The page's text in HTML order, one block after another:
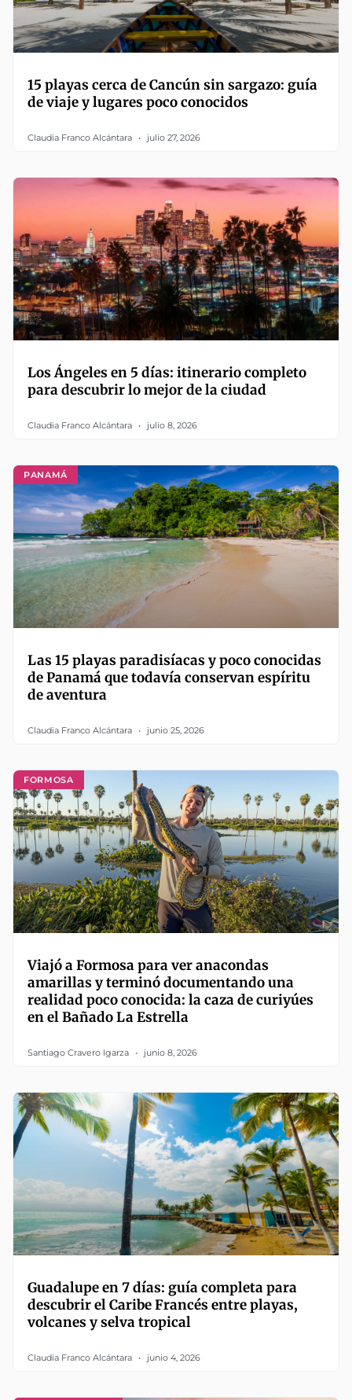
15 playas cerca de Cancún sin sargazo: guía
de viaje y lugares poco conocidos
Claudia Franco Alcántara julio 27, 2026
Los Ángeles en 5 días: itinerario completo
para descubrir lo mejor de la ciudad
Claudia Franco Alcántara julio 8, 2026
PANAMÁ
Las 15 playas paradisíacas y poco conocidas
de Panamá que todavía conservan espíritu
de aventura
Claudia Franco Alcántara junio 25, 2026
FORMOSA
Viajó a Formosa para ver anacondas
amarillas y terminó documentando una
realidad poco conocida: la caza de curiyúes
en el Bañado La Estrella
Santiago Cravero Igarza junio 8, 2026
Guadalupe en 7 días: guía completa para
descubrir el Caribe Francés entre playas,
volcanes y selva tropical
Claudia Franco Alcántara junio 4, 2026